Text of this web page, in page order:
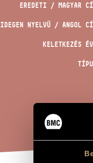
EREDETI / MAGYAR
IDEGEN NYELVŰ / ANGOL
KELETKEZÉS